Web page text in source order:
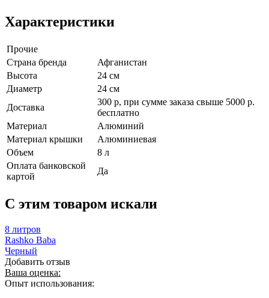
Характеристики
Прочие
Страна бренда
Афганистан
Высота
24 см
Диаметр
24 см
Доставка
300 р, при сумме заказа свыше 5000 р.
бесплатно
Материал
Алюминий
Материал крышки
Алюминиевая
Объем
8 л
Оплата банковской
картой
Да
C этим товаром искали
8 литров
Rashko Baba
Черный
Добавить отзыв
Ваша оценка:
Опыт использования: